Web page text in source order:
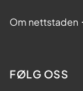
Om nettstaden
FØLG OSS